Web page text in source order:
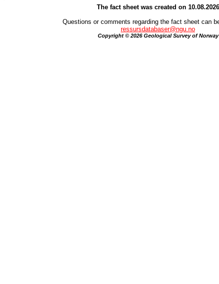
The fact sheet was created on 10.08.2026
Questions or comments regarding the fact sheet can
ressursdatabaser@ngu.no
Copyright © 2026 Geological Survey of Norway